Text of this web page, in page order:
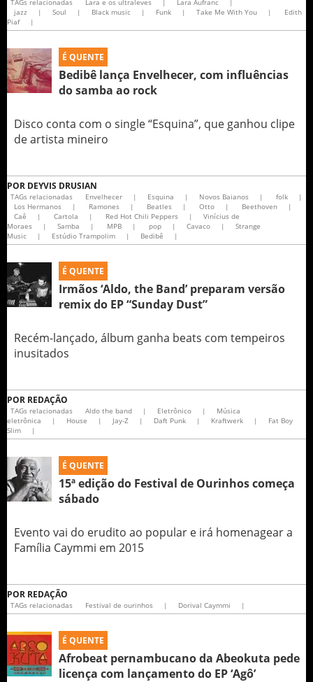
TAGs relacionadas Lara e os ultraleves Lara Aufranc
jazz
| Soul | Black music | Funk | Take Me With You |
Edith
Piaf
|
É QUENTE
Bedibê lança Envelhecer, com influências
do samba ao rock
Disco conta com o single “Esquina”, que ganhou clipe
de artista mineiro
POR DEYVIS DRUSIAN
TAGs relacionadas Envelhecer | Esquina | Novos Baianos | folk
|
Los Hermanos
| Ramones | Beatles | Otto | Beethoven
|
Caê
| Cartola | Red Hot Chili Peppers |
Vinícius de
Moraes
| Samba | MPB | pop | Cavaco |
Strange
Music
| Estúdio Trampolim | Bedibê |
É QUENTE
Irmãos ‘Aldo, the Band’ preparam versão
remix do EP “Sunday Dust”
Recém-lançado, álbum ganha beats com tempeiros
inusitados
POR REDAÇÃO
TAGs relacionadas Aldo the band | Eletrônico |
Música
eletrônica
| House | Jay-Z | Daft Punk | Kraftwerk |
Fat Boy
Slim
|
É QUENTE
15ª edição do Festival de Ourinhos começa
sábado
Evento vai do erudito ao popular e irá homenagear a
Família Caymmi em 2015
POR REDAÇÃO
TAGs relacionadas Festival de ourinhos | Dorival Caymmi |
É QUENTE
Afrobeat pernambucano da Abeokuta pede
licença com lançamento do EP ‘Agô’